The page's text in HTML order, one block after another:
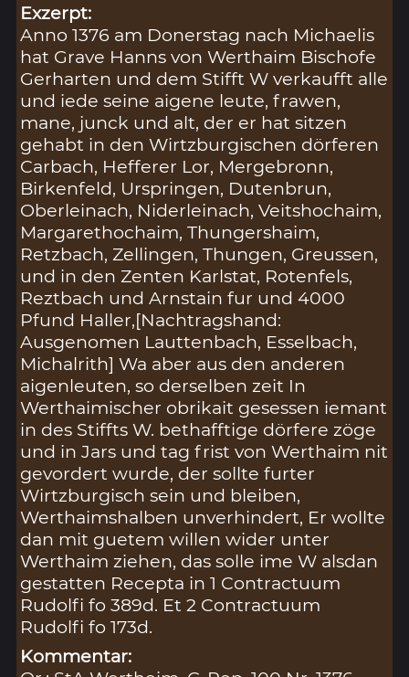
Exzerpt:
Anno 1376 am Donerstag nach Michaelis
hat Grave Hanns von Werthaim Bischofe
Gerharten und dem Stifft W verkaufft alle
und iede seine aigene leute, frawen,
mane, junck und alt, der er hat sitzen
gehabt in den Wirtzburgischen dörferen
Carbach, Hefferer Lor, Mergebronn,
Birkenfeld, Urspringen, Dutenbrun,
Oberleinach, Niderleinach, Veitshochaim,
Margarethochaim, Thungershaim,
Retzbach, Zellingen, Thungen, Greussen,
und in den Zenten Karlstat, Rotenfels,
Reztbach und Arnstain fur und 4000
Pfund Haller,[Nachtragshand:
Ausgenomen Lauttenbach, Esselbach,
Michalrith] Wa aber aus den anderen
aigenleuten, so derselben zeit In
Werthaimischer obrikait gesessen iemant
in des Stiffts W. bethafftige dörfere zöge
und in Jars und tag frist von Werthaim nit
gevordert wurde, der sollte furter
Wirtzburgisch sein und bleiben,
Werthaimshalben unverhindert, Er wollte
dan mit guetem willen wider unter
Werthaim ziehen, das solle ime W alsdan
gestatten Recepta in 1 Contractuum
Rudolfi fo 389d. Et 2 Contractuum
Rudolfi fo 173d.
Kommentar: